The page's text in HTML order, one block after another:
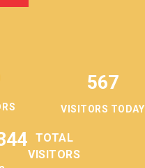
567
VISITORS TODAY
TOTAL
VISITORS